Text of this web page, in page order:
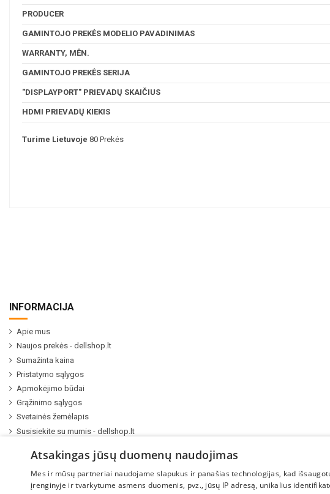
PRODUCER
GAMINTOJO PREKĖS MODELIO PAVADINIMAS
WARRANTY, MĖN.
GAMINTOJO PREKĖS SERIJA
"DISPLAYPORT" PRIEVADŲ SKAIČIUS
HDMI PRIEVADŲ KIEKIS
Turime Lietuvoje 80 Prekės
INFORMACIJA
Apie mus
Naujos prekės - dellshop.lt
Sumažinta kaina
Pristatymo sąlygos
Apmokėjimo būdai
Grąžinimo sąlygos
Svetainės žemėlapis
Susisiekite su mumis - dellshop.lt
Atsakingas jūsų duomenų naudojimas
Mes ir mūsų partneriai naudojame slapukus ir panašias technologijas, kad
įrenginyje ir tvarkytume asmens duomenis, pvz., jūsų IP adresą, unikalius